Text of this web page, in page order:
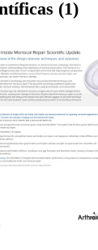
(1)